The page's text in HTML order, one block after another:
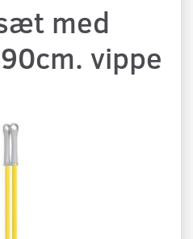
med
vippe